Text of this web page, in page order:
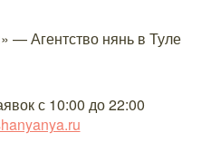
—Агентство нянь в Туле
с 10:00 до 22:00